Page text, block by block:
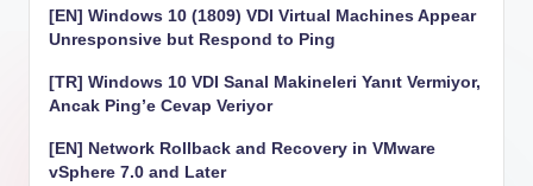
[EN] Windows 10 (1809) VDI Virtual Machines Appear
Unresponsive but Respond to Ping
[TR] Windows 10 VDI Sanal Makineleri Yanıt Vermiyor,
Ancak Ping’e Cevap Veriyor
[EN] Network Rollback and Recovery in VMware
vSphere 7.0 and Later